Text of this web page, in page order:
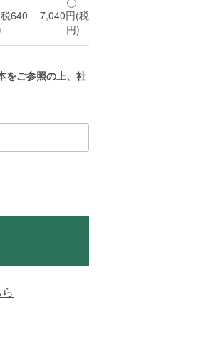
640
7,040円(税640
円)
をご参照の上、社